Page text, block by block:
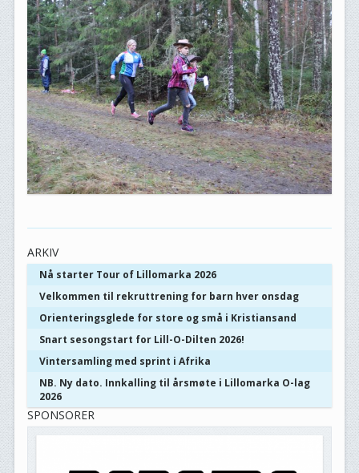
ARKIV
Nå starter Tour of Lillomarka 2026
Velkommen til rekruttrening for barn hver onsdag
Orienteringsglede for store og små i Kristiansand
Snart sesongstart for Lill-O-Dilten 2026!
Vintersamling med sprint i Afrika
NB. Ny dato. Innkalling til årsmøte i Lillomarka O-lag
2026
SPONSORER